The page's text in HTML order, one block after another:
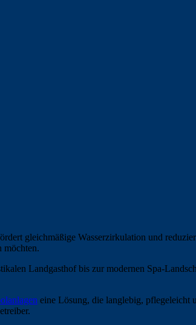
gleichmäßige Wasserzirkulation und
möchten.
Landgasthof bis zur modernen Spa-
eine Lösung, die langlebig, pflegeleicht